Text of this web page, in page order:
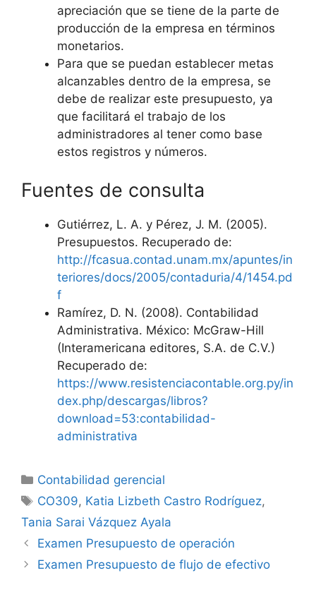
apreciación que se tiene de la parte de
producción de la empresa en términos
monetarios.
Para que se puedan establecer metas
alcanzables dentro de la empresa, se
debe de realizar este presupuesto, ya
que facilitará el trabajo de los
administradores al tener como base
estos registros y números.
Fuentes de consulta
Gutiérrez, L. A. y Pérez, J. M. (2005).
Presupuestos. Recuperado de:
http://fcasua.contad.unam.mx/apuntes/in
teriores/docs/2005/contaduria/4/1454.pd
f
Ramírez, D. N. (2008). Contabilidad
Administrativa. México: McGraw-Hill
(Interamericana editores, S.A. de C.V.)
Recuperado de:
https://www.resistenciacontable.org.py/in
dex.php/descargas/libros?
download=53:contabilidad-
administrativa
Categorías
Contabilidad gerencial
Etiquetas
CO309, Katia Lizbeth Castro Rodríguez,
Tania Sarai Vázquez Ayala
Examen Presupuesto de operación
Examen Presupuesto de flujo de efectivo